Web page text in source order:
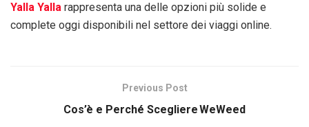
Yalla Yalla rappresenta una delle opzioni più solide e
complete oggi disponibili nel settore dei viaggi online.
Previous Post
Cos’è e Perché Scegliere WeWeed